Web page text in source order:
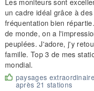
un cadre idéal grâce à
fréquentation bien
de monde, on a
peuplées. J'adore, j'y
famille. Top 3 de mes
mondial.
paysages
après 21 stations